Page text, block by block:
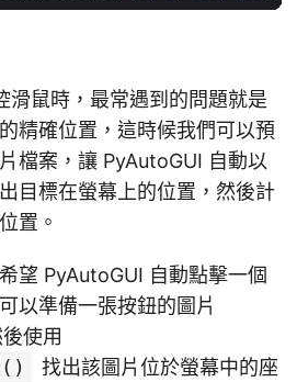
滑鼠時，最常遇到的問題就是
精確位置，這時候我們可以預
檔案，讓 PyAutoGUI 自動以
目標在螢幕上的位置，然後計
置。
望 PyAutoGUI 自動點擊一個
以準備一張按鈕的圖片
後使用
找出該圖片位於螢幕中的座